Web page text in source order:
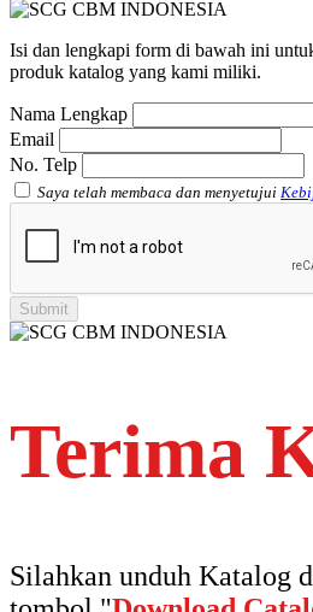
Plug SCG AW
Atap Akrilik Shinkolite
Atap Akrilik Shinkolite
Isi dan lengkapi form di bawah ini
produk katalog yang kami miliki.
Nama Lengkap
Email
No. Telp
Saya telah membaca dan menyetujui
Terima
Silahkan unduh Katalog